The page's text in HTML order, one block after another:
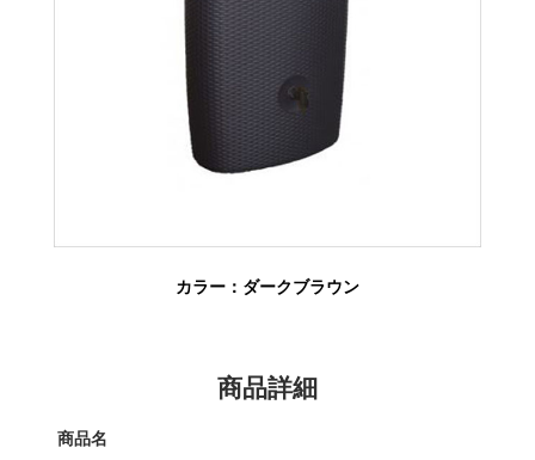
カラー：ダークブラウン
商品詳細
商品名